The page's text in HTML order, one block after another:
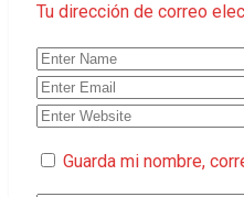
Tu dirección de correo
Guarda mi nombre,